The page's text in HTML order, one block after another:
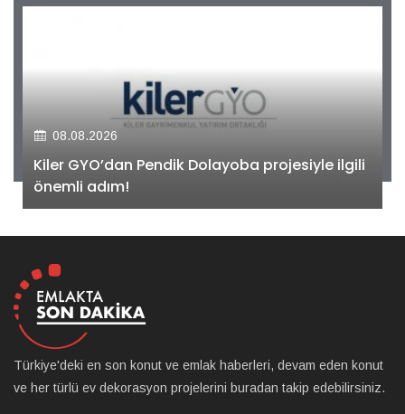
08.08.2026
Kiler GYO’dan Pendik Dolayoba projesiyle ilgili
önemli adım!
Türkiye'deki en son konut ve emlak haberleri, devam eden konut
ve her türlü ev dekorasyon projelerini buradan takip edebilirsiniz.